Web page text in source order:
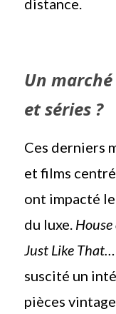
distance.
Un
et séries ?
Ces derniers
et films
ont impacté
du luxe.
Just Like That…
suscité un
pièces